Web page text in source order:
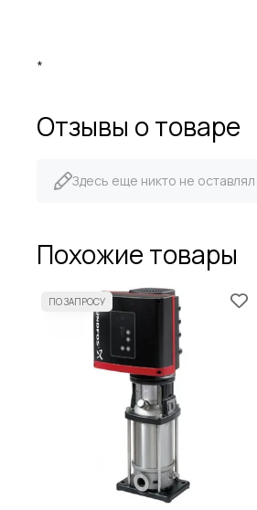
*
Отзывы о товаре
Здесь еще никто не
Похожие товары